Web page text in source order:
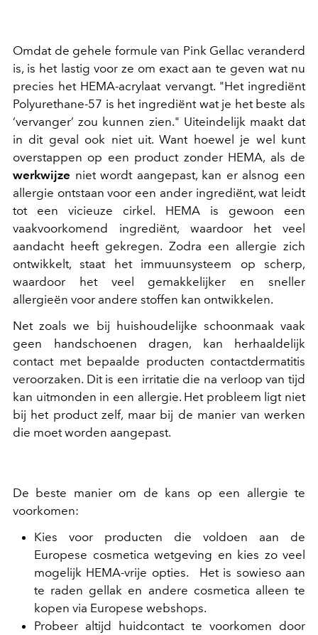
Omdat de gehele formule van Pink Gellac veranderd
is, is het lastig voor ze om exact aan te geven wat nu
precies het HEMA-acrylaat vervangt. "Het ingrediënt
Polyurethane-57 is het ingrediënt wat je het beste als
‘vervanger’ zou kunnen zien." Uiteindelijk maakt dat
in dit geval ook niet uit. Wanthoewel je wel kunt
overstappen op een product zonder HEMA, als de
werkwijze niet wordt aangepast, kan er alsnog een
allergie ontstaan voor een ander ingrediënt, wat leidt
tot een vicieuze cirkel. HEMA is gewoon een
vaakvoorkomend ingrediënt, waardoor het veel
aandacht heeft gekregen. Zodra een allergie zich
ontwikkelt, staat het immuunsysteem op scherp,
waardoor het veel gemakkelijker en sneller
allergieën voor andere stoffen kan ontwikkelen.
Net zoals we bij huishoudelijke schoonmaak vaak
geen handschoenen dragen, kan herhaaldelijk
contact met bepaalde producten contactdermatitis
veroorzaken. Dit is een irritatie die na verloop van tijd
kan uitmonden in een allergie. Het probleem ligt niet
bij het product zelf, maar bij de manier van werken
die moet worden aangepast.
De beste manier om de kans op een allergie te
voorkomen:
Kies voor producten die voldoen aan de
Europese cosmetica wetgeving en kies zo veel
mogelijk HEMA-vrije opties. Het is sowieso aan
te raden gellak en andere cosmetica alleen te
kopen via Europese webshops.
Probeer altijd huidcontact te voorkomen door